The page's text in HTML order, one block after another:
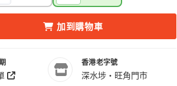
AG SMALL CAMERA BAG ARMY
SPX02-AG SMALL CAMERA BAG
加到購物車
香港老字號
深水埗・旺角門市